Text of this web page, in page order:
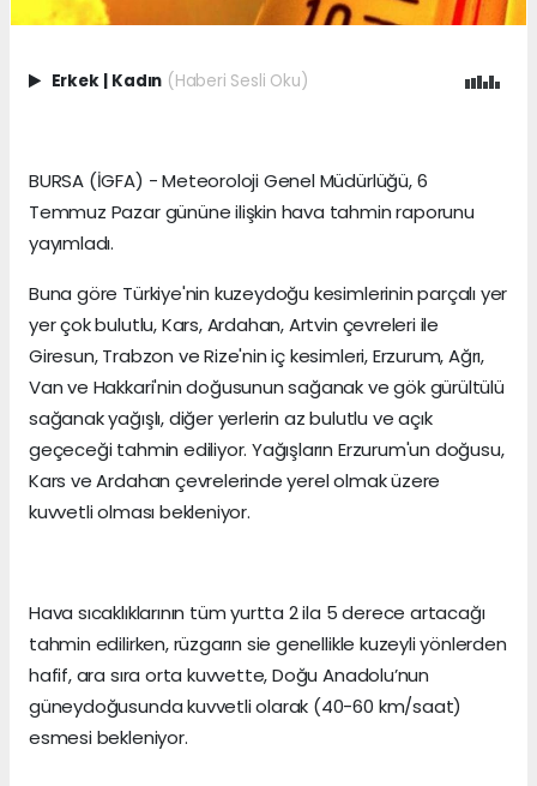
Erkek Kadın (Haberi Sesli Oku)
BURSA (İGFA) - Meteoroloji Genel Müdürlüğü, 6
Temmuz Pazar gününe ilişkin hava tahmin raporunu
yayımladı.
Buna göre Türkiye'nin kuzeydoğu kesimlerinin parçalı yer
yer çok bulutlu, Kars, Ardahan, Artvin çevreleri ile
Giresun, Trabzon ve Rize'nin iç kesimleri, Erzurum, Ağrı,
Van ve Hakkari'nin doğusunun sağanak ve gök gürültülü
sağanak yağışlı, diğer yerlerin az bulutlu ve açık
geçeceği tahmin ediliyor. Yağışların Erzurum'un doğusu,
Kars ve Ardahan çevrelerinde yerel olmak üzere
kuvvetli olması bekleniyor.
Hava sıcaklıklarının tüm yurtta 2 ila 5 derece artacağı
tahmin edilirken, rüzgarın sie genellikle kuzeyli yönlerden
hafif, ara sıra orta kuvvette, Doğu Anadolu’nun
güneydoğusunda kuvvetli olarak (40-60 km/saat)
esmesi bekleniyor.